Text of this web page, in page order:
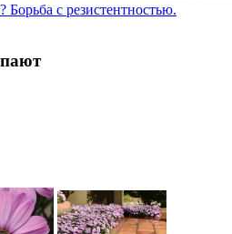
Борьба с резистентностью.